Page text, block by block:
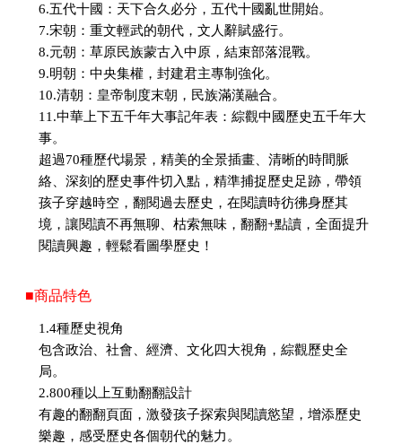
6.五代十國：天下合久必分，五代十國亂世開始。
7.宋朝：重文輕武的朝代，文人辭賦盛行。
8.元朝：草原民族蒙古入中原，結束部落混戰。
9.明朝：中央集權，封建君主專制強化。
10.清朝：皇帝制度末朝，民族滿漢融合。
11.中華上下五千年大事記年表：綜觀中國歷史五千年大
事。
超過70種歷代場景，精美的全景插畫、清晰的時間脈
絡、深刻的歷史事件切入點，精準捕捉歷史足跡，帶領
孩子穿越時空，翻閱過去歷史，在閱讀時彷彿身歷其
境，讓閱讀不再無聊、枯索無味，翻翻+點讀，全面提升
閱讀興趣，輕鬆看圖學歷史！
■商品特色
1.4種歷史視角
包含政治、社會、經濟、文化四大視角，綜觀歷史全
局。
2.800種以上互動翻翻設計
有趣的翻翻頁面，激發孩子探索與閱讀慾望，增添歷史
樂趣，感受歷史各個朝代的魅力。